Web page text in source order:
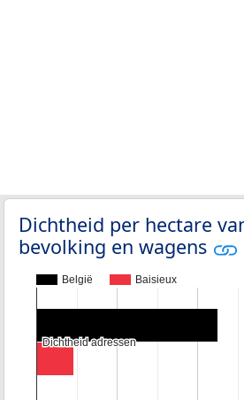
Dichtheid per hectare
bevolking en wagens
België Baisieux
Dichtheid adressen
Dichtheid adressen